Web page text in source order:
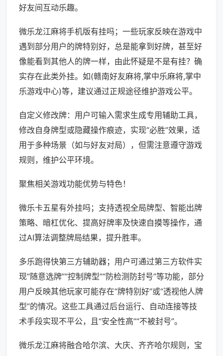
好友间互动乐趣。
微乐龙江麻将手机版有挂吗；一些玩家反映在游戏中
遇到部分用户的牌特别好，总是能拿到好牌，甚至好
像能看到其他人的牌一样，由此怀疑是不是有挂？确
实存在此类外挂。如(赣南好友麻将,掌中乐麻将,掌中
乐游戏中心)等，建议通过正规途径维护游戏公平。
自定义修改牌：用户可输入需求生成专用辅助工具，
修改自身牌型或隐藏操作痕迹，实现“必胜”效果，适
用于多种场景（如与好友对局），但需注意遵守游戏
规则，维护公平环境。
聚焦相关游戏功能优势与特色！
微乐卡五星有外挂吗；支持透视全局牌型、智能出牌
策略、暗杠优化、提高好牌率及快速自摸等操作，通
过AI算法调整牌局结果，提升胜率。
多乐跑得快第三方辅助器；用户可通过第三方软件实
现“随意选牌”“控制牌型”“防检测防封号”等功能，部分
用户反映其他玩家可能存在“牌特别好”或“透视他人牌
型”的情况。这些工具通过后台运行、自动连接等技
术手段实现不平公，且“安全性高”“不被封号”。
微乐龙江麻将融合哈尔滨、大庆、齐齐哈尔规则，宝